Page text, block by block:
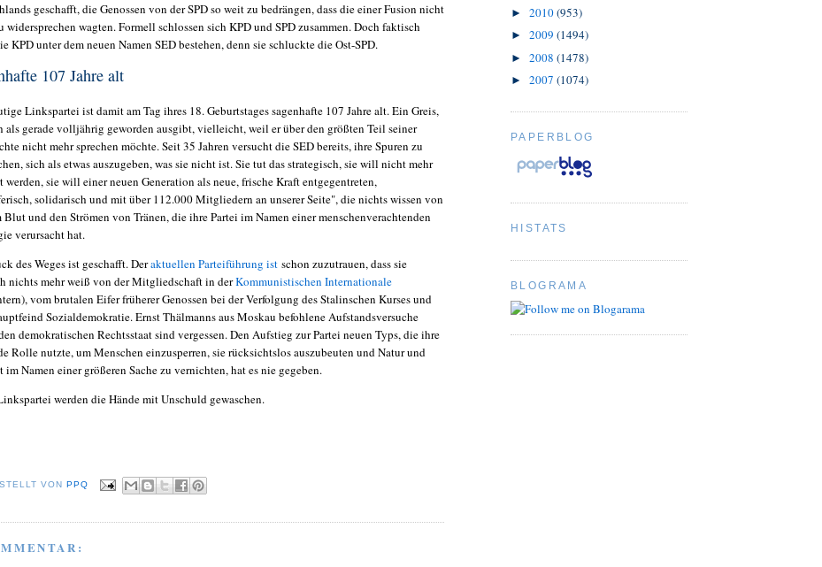
geschafft, die Genossen von der SPD so weit zu bedrängen, dass die einer Fusion nicht
widersprechen wagten. Formell schlossen sich KPD und SPD zusammen. Doch faktisch
KPD unter dem neuen Namen SED bestehen, denn sie schluckte die Ost-SPD.
107 Jahre alt
Linkspartei ist damit am Tag ihres 18. Geburtstages sagenhafte 107 Jahre alt. Ein Greis,
als gerade volljährig geworden ausgibt, vielleicht, weil er über den größten Teil seiner
nicht mehr sprechen möchte. Seit 35 Jahren versucht die SED bereits, ihre Spuren zu
sich als etwas auszugeben, was sie nicht ist. Sie tut das strategisch, sie will nicht mehr
werden, sie will einer neuen Generation als neue, frische Kraft entgegentreten,
solidarisch und mit über 112.000 Mitgliedern an unserer Seite", die nichts wissen von
Blut und den Strömen von Tränen, die ihre Partei im Namen einer menschenverachtenden
verursacht hat.
des Weges ist geschafft. Deraktuellen Parteiführung ist schon zuzutrauen, dass sie
nichts mehr weiß von der Mitgliedschaft in derKommunistischen Internationale
vom brutalen Eifer früherer Genossen bei der Verfolgung des Stalinschen Kurses und
Sozialdemokratie. Ernst Thälmanns aus Moskau befohlene Aufstandsversuche
demokratischen Rechtsstaat sind vergessen. Den Aufstieg zur Partei neuen Typs, die ihre
Rolle nutzte, um Menschen einzusperren, sie rücksichtslos auszubeuten und Natur und
im Namen einer größeren Sache zu vernichten, hat es nie gegeben.
werden die Hände mit Unschuld gewaschen.
VONPPQ
► 2010(953)
► 2009 (1494)
► 2008 (1478)
► 2007 (1074)
PAPERBLOG
HISTATS
BLOGRAMA